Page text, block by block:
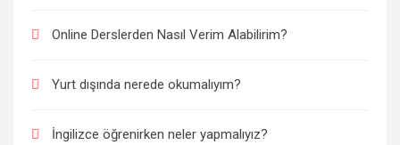
Online Derslerden Nasıl Verim Alabilirim?
Yurt dışında nerede okumalıyım?
İngilizce öğrenirken neler yapmalıyız?